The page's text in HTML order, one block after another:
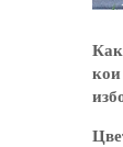
кои